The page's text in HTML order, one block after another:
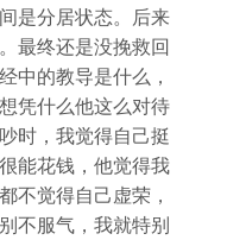
是分居状态。后来
最终还是没挽救回
中的教导是什么，
凭什么他这么对待
时，我觉得自己挺
能花钱，他觉得我
不觉得自己虚荣，
不服气，我就特别